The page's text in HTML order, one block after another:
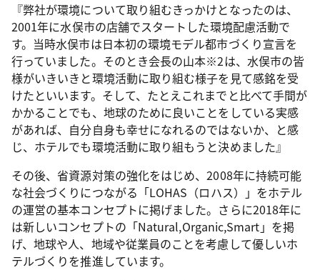
『弊社が環境について取り組むきっかけとなったのは、
2001年に水俣市の店舗でスタートした環境配慮活動で
す。当時水俣市は日本初の環境モデル都市づくり宣言を
行っていました。そのとき会長の山本※2は、水俣市の皆
様がいきいきと環境活動に取り組む様子を見て感銘を受
けたといいます。そして、たとえこれまでと比べて手間が
かかることでも、地球のために良いことをしている実感
があれば、自分自身も幸せになれるのではないか、と感
じ、ホテルでも環境活動に取り組もうと決めました』
その後、省資源対策の強化をはじめ、2008年に持続可能
な社会づくりにつながる「LOHAS（ロハス）」をホテル
の運営の基本コンセプトに掲げました。さらに2018年に
は新しいコンセプトの「Natural,Organic,Smart」を掲
げ、地球や人、地域や従業員のことを考慮して優しいホ
テルづくりを推進しています。